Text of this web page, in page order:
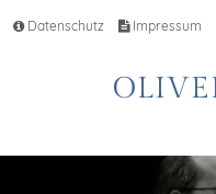
Datenschutz Impressum